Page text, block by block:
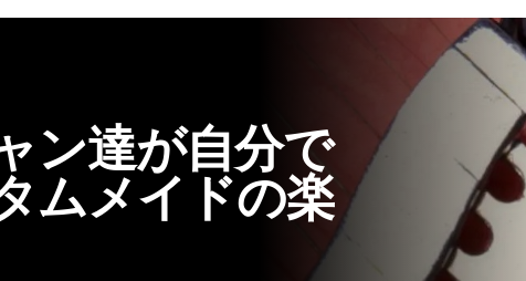
ン達が自分で
ムメイドの楽